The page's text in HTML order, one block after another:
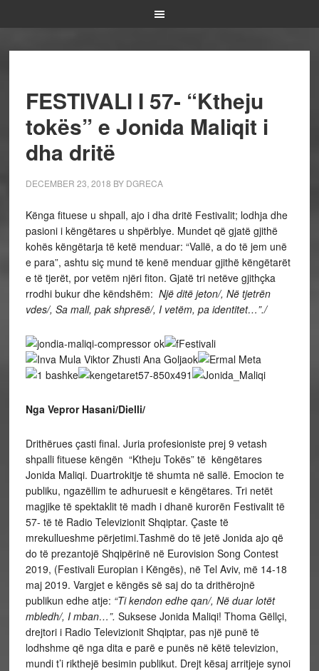
FESTIVALI I 57- “Ktheju
tokës” e Jonida Maliqit i
dha dritë
DECEMBER 23, 2018 BY DGRECA
Kënga fituese u shpall, ajo i dha dritë Festivalit; lodhja dhe
pasioni i këngëtares u shpërblye. Mundet që gjatë gjithë
kohës këngëtarja të ketë menduar: “Vallë, a do të jem unë
e para”, ashtu siç mund të kenë menduar gjithë këngëtarët
e të tjerët, por vetëm njëri fiton. Gjatë tri netëve gjithçka
rrodhi bukur dhe këndshëm: Një ditë jeton/, Në tjetrën
vdes/, Sa mall, pak shpresë/, I vetëm, pa identitet…”./
Nga Vepror Hasani/Dielli/
Drithërues çasti final. Juria profesioniste prej 9 vetash
shpalli fituese këngën “Ktheju Tokës” të këngëtares
Jonida Maliqi. Duartrokitje të shumta në sallë. Emocion te
publiku, ngazëllim te adhuruesit e këngëtares. Tri netët
magjike të spektaklit të madh i dhanë kurorën Festivalit të
57- të të Radio Televizionit Shqiptar. Çaste të
mrekullueshme përjetimi.Tashmë do të jetë Jonida ajo që
do të prezantojë Shqipërinë në Eurovision Song Contest
2019, (Festivali Europian i Këngës), në Tel Aviv, më 14-18
maj 2019. Vargjet e këngës së saj do ta drithërojnë
publikun edhe atje: “Ti kendon edhe qan/, Në duar lotët
mbledh/, I mban…”. Suksese Jonida Maliqi! Thoma Gëllçi,
drejtori i Radio Televizionit Shqiptar, pas një punë të
lodhshme që nga dita e parë e punës në këtë televizion,
mundi t’i rikthejë besimin publikut. Drejt kësaj arritjeje synoi